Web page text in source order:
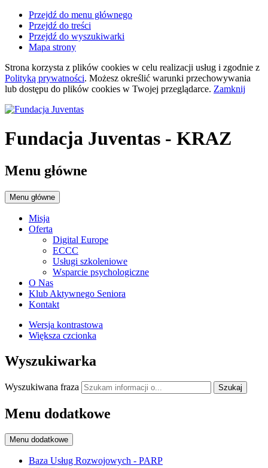
Przejdź do menu głównego
Przejdź do treści
Przejdź do wyszukiwarki
Mapa strony
Strona korzysta z plików cookies w celu realizacji usług i zgodnie z
Polityką prywatności. Możesz określić warunki przechowywania
lub dostępu do plików cookies w Twojej przeglądarce. Zamknij
Fundacja Juventas - KRAZ
Menu główne
Menu główne
Misja
Oferta
Digital Europe
ECCC
Usługi szkoleniowe
Wsparcie psychologiczne
O Nas
Klub Aktywnego Seniora
Kontakt
Wersja kontrastowa
Większa czcionka
Wyszukiwarka
Wyszukiwana fraza Szukaj
Menu dodatkowe
Menu dodatkowe
Baza Usług Rozwojowych - PARP